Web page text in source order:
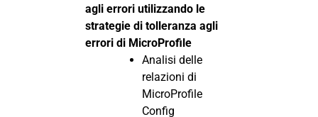
agli errori utilizzando le
strategie di tolleranza agli
errori di MicroProfile
Analisi delle
relazioni di
MicroProfile
Config